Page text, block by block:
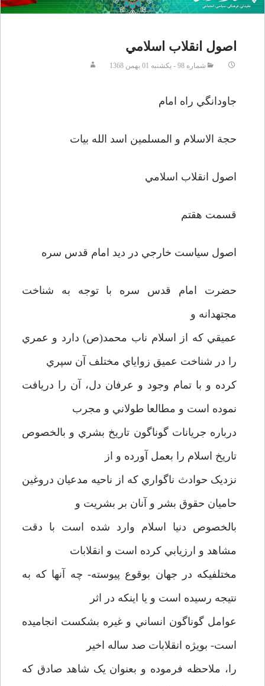
اصول انقلاب اسلامي
شماره 98 - يکشنبه 01 بهمن 1368
جاودانگي راه امام
حجة الاسلام و المسلمين اسد الله بيات
اصول انقلاب اسلامي
قسمت هقتم
اصول سياست خارجي در ديد امام قدس سره
حضرت امام قدس سره با توجه به شناخت
مجتهدانه و
عميقي که از اسلام ناب محمد(ص) دارد و عمري
را در شناخت عميق زواياي مختلف آن سپري
کرده و با تمام وجود و عرفان دل، آن را دريافت
نموده است و مطالعا طولاني و مجرب
درباره جريانات گوناگون تاريخ بشري و بالخصوص
تاريخ اسلام را بعمل آورده و از
نزديک حوادث ناگواري که از ناحيه مدعيان دروغين
حاميان حقوق بشر و آنان بر بشريت و
بالخصوص دنيا اسلام وارد شده است با دقت
مشاهد و ارزيابي کرده است و انقلابات
مختلفيکه در جهان بوقوع پيوسته- چه آنها که به
نتيجه رسيده است و يا اينکه در اثر
عوامل گوناگون انساني و غيره بشکست انجاميده
است- بوي‍ژه انقلابات صد ساله اخير
را، ملاحظه فرموده و بعنوان يک شاهد صادق که